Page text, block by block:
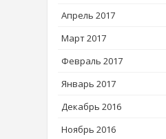
Апрель 2017
Март 2017
Февраль 2017
Январь 2017
Декабрь 2016
Ноябрь 2016